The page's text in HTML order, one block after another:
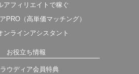
アフィリエイトで稼ぐ
PRO（高単価マッチング）
ンラインアシスタント
お役立ち情報
ウディア会員特典